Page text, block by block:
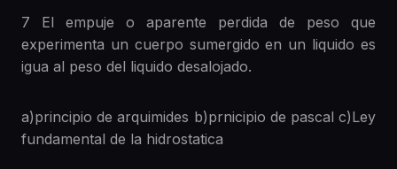
7 El empuje o aparente perdida de peso que
experimenta un cuerpo sumergido en un liquido es
igua al peso del liquido desalojado.
a)principio de arquimides b)prnicipio de pascal c)Ley
fundamental de la hidrostatica